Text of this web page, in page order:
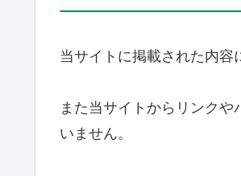
当サイトに掲載された内容
また当サイトからリンク
いません。